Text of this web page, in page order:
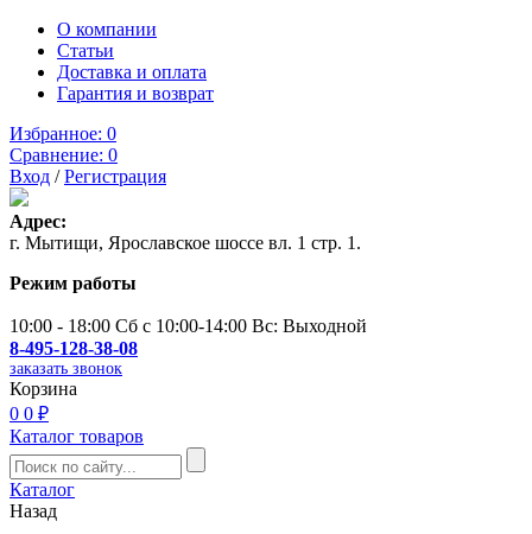
О компании
Статьи
Доставка и оплата
Гарантия и возврат
Избранное: 0
Сравнение: 0
Вход /Регистрация
Адрес:
г. Мытищи, Ярославское шоссе вл. 1 стр. 1.
Режим работы
10:00 - 18:00 Сб с 10:00-14:00 Вс: Выходной
8-495-128-38-08
заказать звонок
Корзина
0 0 ₽
Каталог товаров
Каталог
Назад